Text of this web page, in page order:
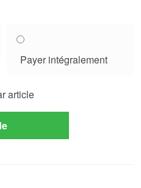
Payer intégralement
article